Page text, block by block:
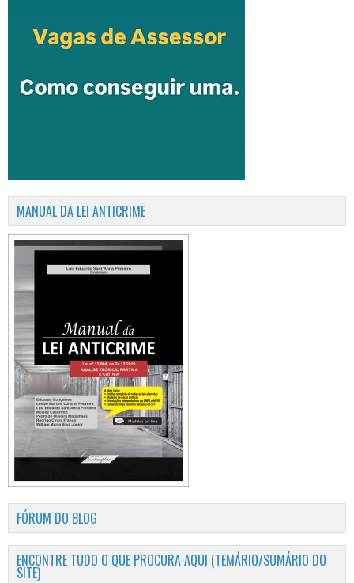
MANUAL DA LEI ANTICRIME
FÓRUM DO BLOG
ENCONTRE TUDO O QUE PROCURA AQUI (TEMÁRIO/SUMÁRIO DO
SITE)